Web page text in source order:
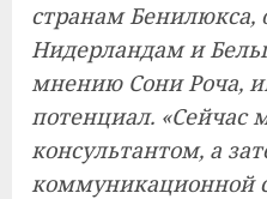
странам Бенилюкса,
Нидерландам и
мнению Сони Роча,
потенциал. «Сейчас
консультантом, а
коммуникационной